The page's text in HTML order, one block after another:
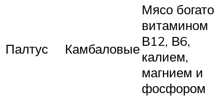
Палтус Камбаловые
Мясо богато
витамином
В12, В6,
калием,
магнием и
фосфором